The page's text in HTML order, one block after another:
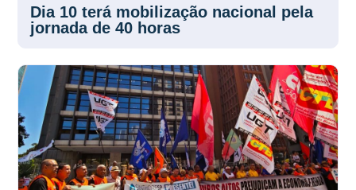
Dia 10 terá mobilização nacional pela
jornada de 40 horas